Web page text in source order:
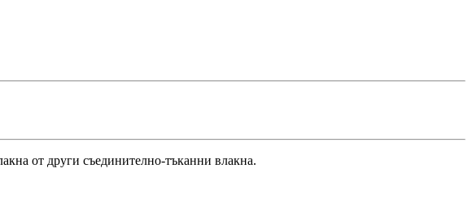
от други съединително-тъканни влакна.